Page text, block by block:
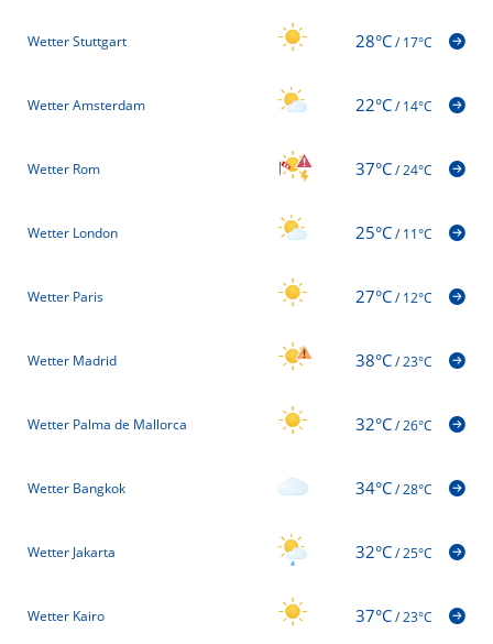
Wetter Stuttgart 28°C/17°C
Wetter Amsterdam 22°C/14°C
Wetter Rom 37°C/24°C
Wetter London 25°C/11°C
Wetter Paris 27°C/12°C
Wetter Madrid 38°C/23°C
Wetter Palma de Mallorca 32°C/26°C
Wetter Bangkok 34°C/28°C
Wetter Jakarta 32°C/25°C
Wetter Kairo 37°C/23°C